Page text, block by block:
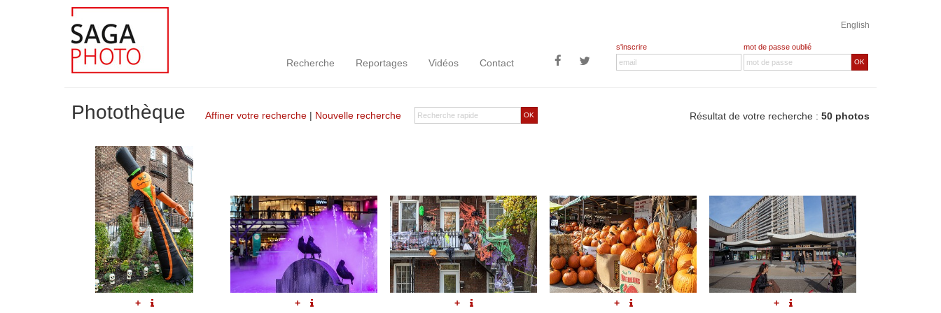
English
Recherche Reportages Vidéos Contact
s'inscrire mot de passe oublié
OK
OK
Photothèque Affiner votre recherche | Nouvelle recherche Résultat de votre recherche : 50 photos
+ + + + +